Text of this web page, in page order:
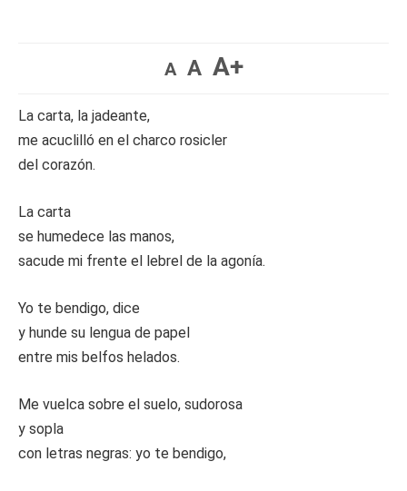
A A A+
La carta, la jadeante,
me acuclilló en el charco rosicler
del corazón.
La carta
se humedece las manos,
sacude mi frente el lebrel de la agonía.
Yo te bendigo, dice
y hunde su lengua de papel
entre mis belfos helados.
Me vuelca sobre el suelo, sudorosa
y sopla
con letras negras: yo te bendigo,